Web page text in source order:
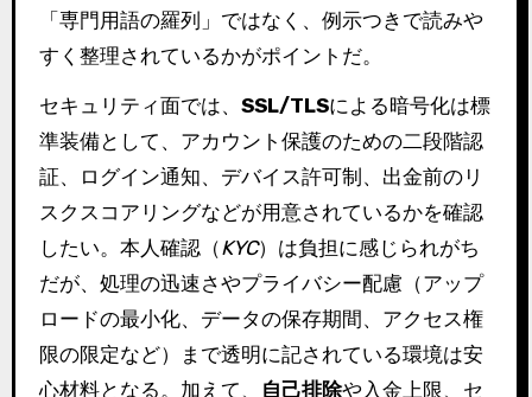
「専門用語の羅列」ではなく、例示つきで読みや
すく整理されているかがポイントだ。
セキュリティ面では、 SSL/TLSによる暗号化は標
準装備として、アカウント保護のための二段階認
証、ログイン通知、デバイス許可制、出金前のリ
スクスコアリングなどが用意されているかを確認
したい。本人確認（KYC）は負担に感じられがち
だが、処理の迅速さやプライバシー配慮（アップ
ロードの最小化、データの保存期間、アクセス権
限の限定など）まで透明に記されている環境は安
心材料となる。加えて、
自己排除や入金上限、セ